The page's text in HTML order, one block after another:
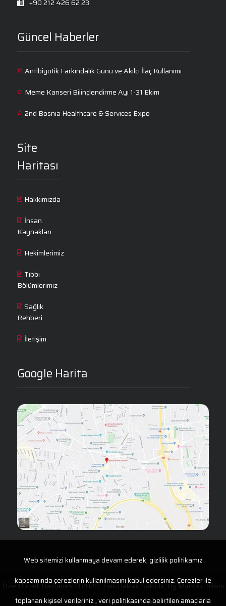
Web sitemizi kullanmaya devam ederek, gizlilik politikamız
kapsamında çerezlerin kullanılmasını kabul edersiniz. Çerezler ile
toplanan kişisel verileriniz , veri politikasında belirtilen amaçlarla
+90 212 426 62 23
Güncel Haberler
Antibiyotik Farkındalık Günü ve Akılcı İlaç Kullanımı
Meme Kanseri Bilinçlendirme Ayı 1-31 Ekim
2nd Bosnia Healthcare & Services Expo
Site
Haritası
Hakkımızda
İnsan
Kaynakları
Hekimlerimiz
Tıbbi
Bölümlerimiz
Sağlık
Rehberi
İletişim
Google Harita
Özel Rumeli Hastanesi © 2020. Tüm Hakları Saklıdır. ByMarkon Bilişim
Gizlilik Politikası
Kişisel Verilerin Korunması